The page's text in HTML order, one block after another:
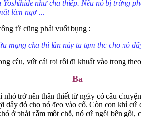
Yoshihide như cha thiếp. Nếu nó bị trừng
làm ngơ ...
tử cũng phải vuốt bụng :
mạng cha thì lần này ta tạm tha cho nó
câu, vứt cái roi rồi đi khuất vào trong
Ba
nhỏ trở nên thân thiết từ ngày có câu
dây đỏ cho nó đeo vào cổ. Còn con khỉ
ở phải nằm một chỗ, nó cứ ngồi bên gối,